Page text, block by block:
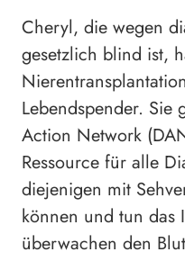
Cheryl, die wegen
gesetzlich blind ist,
Lebendspender. Sie
Action Network
Ressource für alle
diejenigen mit
können und tun das
überwachen den